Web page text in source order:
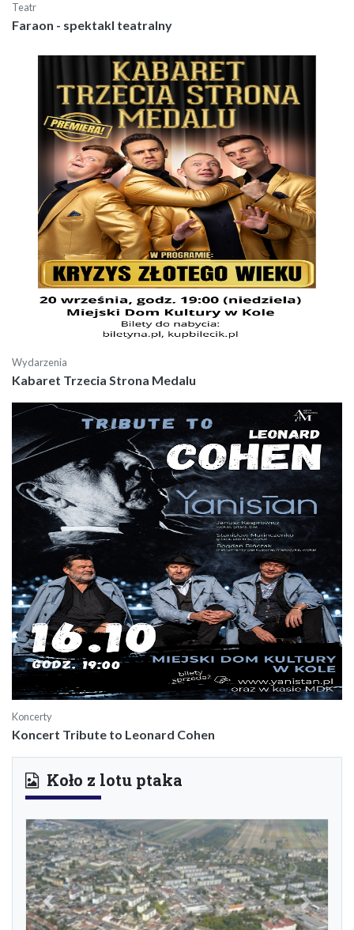
Teatr
Faraon - spektakl teatralny
Wydarzenia
Kabaret Trzecia Strona Medalu
Koncerty
Koncert Tribute to Leonard Cohen
Koło z lotu ptaka
Previous Next